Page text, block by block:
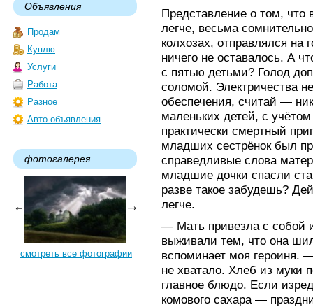
Объявления
Продам
Куплю
Услуги
Работа
Разное
Авто-объявления
фотогалерея
смотреть все фотографии
Представление о том,
легче, весьма
колхозах, отправлялся на
ничего не оставалось. А
с пятью детьми? Голод
соломой. Электричества
обеспечения, считай —
маленьких детей, с
практически смертный
младших сестрёнок был
справедливые слова
младшие дочки спасли
разве такое забудешь?
легче.
— Мать привезла с собой
выживали тем, что она
вспоминает моя героиня.
не хватало. Хлеб из муки
главное блюдо. Если
комового сахара —